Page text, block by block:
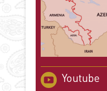
Youtube